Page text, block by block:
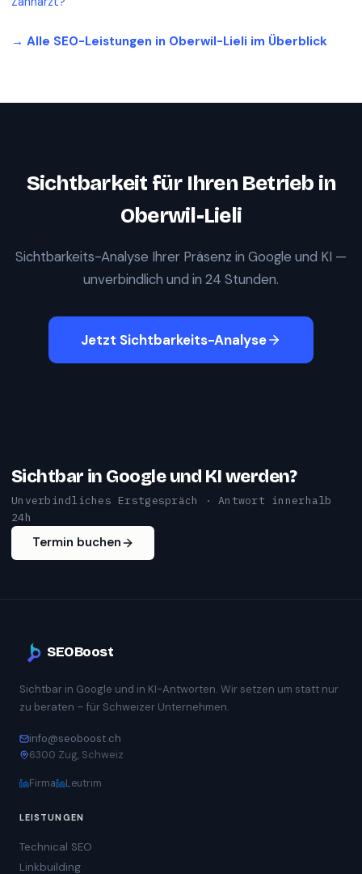
→ Alle SEO-Leistungen in Oberwil-Lieli im Überblick
Sichtbarkeit für Ihren Betrieb in
Oberwil-Lieli
Sichtbarkeits-Analyse Ihrer Präsenz in Google und KI —
unverbindlich und in 24 Stunden.
Jetzt Sichtbarkeits-Analyse
Sichtbar in Google und KI werden?
Unverbindliches Erstgespräch · Antwort innerhalb
24h
Termin buchen
SEOBoost
Sichtbar in Google und in KI-Antworten. Wir setzen um statt nur
zu beraten – für Schweizer Unternehmen.
info@seoboost.ch
6300 Zug, Schweiz
Firma Leutrim
LEISTUNGEN
Technical SEO
Linkbuilding